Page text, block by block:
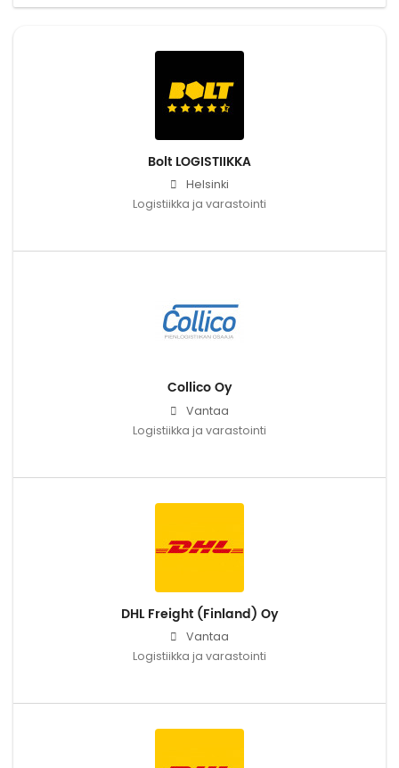
Bolt LOGISTIIKKA
Helsinki
Logistiikka ja varastointi
Collico Oy
Vantaa
Logistiikka ja varastointi
DHL Freight (Finland) Oy
Vantaa
Logistiikka ja varastointi